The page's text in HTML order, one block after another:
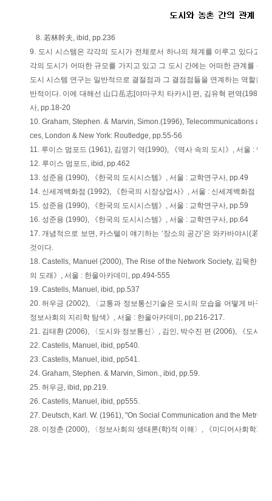
8. 若林幹夫, ibid, pp.236
9. 도시 시스템은 각각의 도시가 전체로서 하나의 체계를 이루고 있다고
각의 도시가 어떠한 규모를 가지고 있고 그 도시 간에는 어떠한 관계를 유
도시 시스템 연구는 일반적으로 결절점과 그 결점점들을 연계하는 역할을
반적이다. 이에 대해선 山口岳志[야마구치 타카시] 편, 김유혁 편역(1988),
사, pp.18-20
10. Graham, Stephen. & Marvin, Simon.(1996), Telecommunications
ces, London & New York: Routledge, pp.55-56
11. 루이스 멈포드 (1961), 김영기 역(1990), 《역사 속의 도시》, 서울 : 명
12. 루이스 멈포드, ibid, pp.462
13. 성준용 (1990), 《한국의 도시시스템》, 서울 : 교학연구사, pp.49
14. 신세계백화점 (1992), 《한국의 시장상업사》, 서울 : 신세계백화점 출
15. 성준용 (1990), 《한국의 도시시스템》, 서울 : 교학연구사, pp.59
16. 성준용 (1990), 《한국의 도시시스템》, 서울 : 교학연구사, pp.64
17. 개념적으로 보면, 카스텔이 얘기하는 ‘장소의 공간’은 와카바야시(若林
것이다.
18. Castells, Manuel (2000), The Rise of the Network Society, 김묵한?
의 도래》, 서울 : 한울아카데미, pp.494-555
19. Castells, Manuel, ibid, pp.537
20. 허우긍 (2002), 〈교통과 정보통신기술은 도시의 모습을 어떻게 바꾸
정보사회의 지리학 탐색》, 서울 : 한울아카데미, pp.216-217.
21. 김태환 (2006), 〈도시와 정보통신〉, 김인, 박수진 편 (2006), 《도시해
22. Castells, Manuel, ibid, pp540.
23. Castells, Manuel, ibid, pp541.
24. Graham, Stephen. & Marvin, Simon., ibid, pp.59.
25. 허우긍, ibid, pp.219.
26. Castells, Manuel, ibid, pp555.
27. Deutsch, Karl. W. (1961), "On Social Communication and the
28. 이정춘 (2000), 〈정보사회의 생태론(학)적 이해〉, 《미디어사회학》,